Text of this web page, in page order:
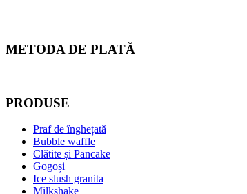
METODA DE PLATĂ
PRODUSE
Praf de înghețată
Bubble waffle
Clătite și Pancake
Gogoși
Ice slush granita
Milkshake